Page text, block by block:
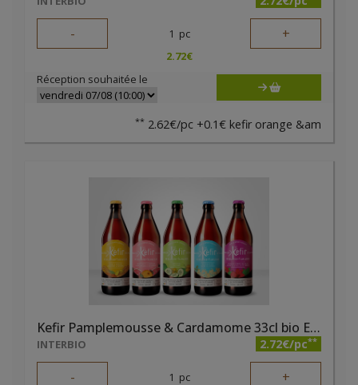
- 1 pc +
2.72€
Réception souhaitée le
** 2.62€/pc +0.1€ kefir orange &am
Kefir Pamplemousse & Cardamome 33cl bio Eau Virtueuse
INTERBIO 2.72€/pc**
- 1 pc +